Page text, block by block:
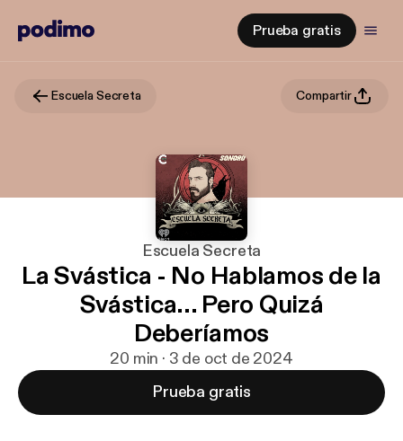
Prueba gratis
Escuela Secreta Compartir
Escuela Secreta
La Svástica - No Hablamos de la
Svástica... Pero Quizá
Deberíamos
20 min · 3 de oct de 2024
Prueba gratis